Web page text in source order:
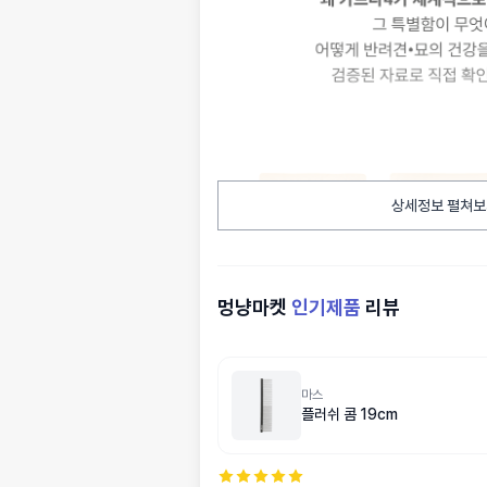
상세정보 펼쳐
멍냥마켓 인기제품 리뷰
마스
플러쉬 콤 19cm